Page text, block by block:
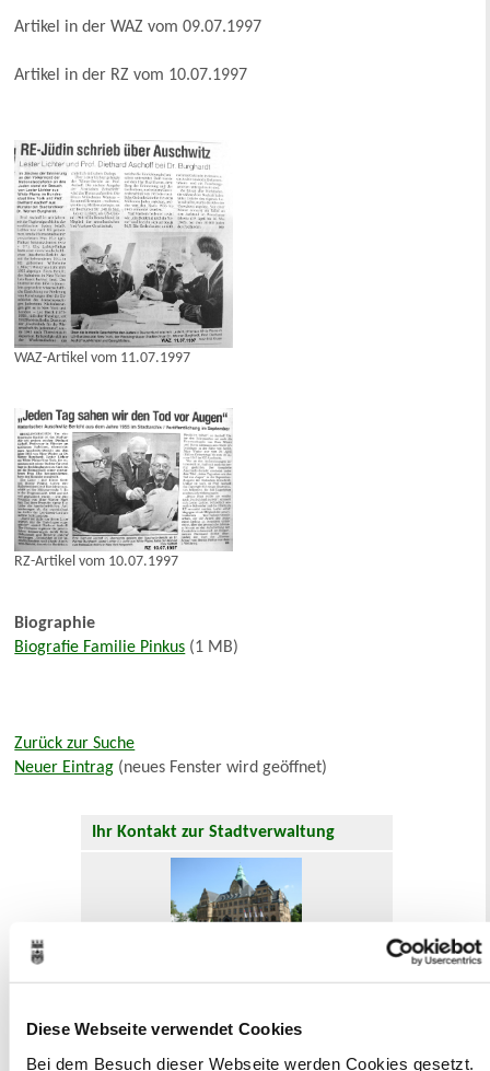
Diese Webseite verwendet Cookies
Bei dem Besuch dieser Webseite werden Cookies gesetzt.
Artikel in der WAZ vom 09.07.1997
Artikel in der RZ vom 10.07.1997
WAZ-Artikel vom 11.07.1997
RZ-Artikel vom 10.07.1997
Biographie
Biografie Familie Pinkus (1 MB)
Zurück zur Suche
Neuer Eintrag (neues Fenster wird geöffnet)
Ihr Kontakt zur Stadtverwaltung
Ausländerangelegenheiten
Beurkundung Vaterschaft, Sorge